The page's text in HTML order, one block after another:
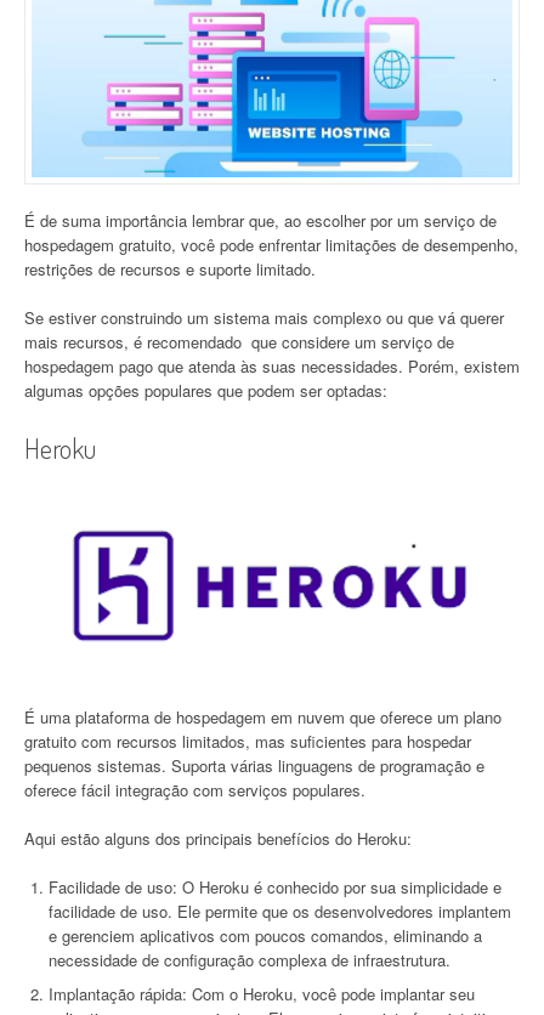
É de suma importância lembrar que, ao escolher por um serviço de
hospedagem gratuito, você pode enfrentar limitações de desempenho,
restrições de recursos e suporte limitado.
Se estiver construindo um sistema mais complexo ou que vá querer
mais recursos, é recomendado que considere um serviço de
hospedagem pago que atenda às suas necessidades. Porém, existem
algumas opções populares que podem ser optadas:
Heroku
É uma plataforma de hospedagem em nuvem que oferece um plano
gratuito com recursos limitados, mas suficientes para hospedar
pequenos sistemas. Suporta várias linguagens de programação e
oferece fácil integração com serviços populares.
Aqui estão alguns dos principais benefícios do Heroku:
Facilidade de uso: O Heroku é conhecido por sua simplicidade e
facilidade de uso. Ele permite que os desenvolvedores implantem
e gerenciem aplicativos com poucos comandos, eliminando a
necessidade de configuração complexa de infraestrutura.
Implantação rápida: Com o Heroku, você pode implantar seu